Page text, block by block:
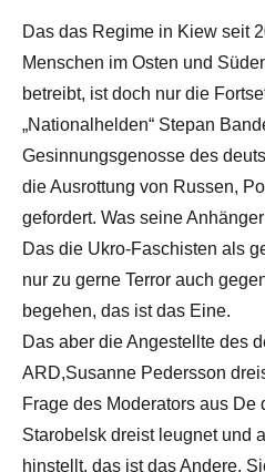
Das das Regime in Kiew seit
Menschen im Osten und
betreibt, ist doch nur die
„Nationalhelden“ Stepan
Gesinnungsgenosse des
die Ausrottung von Russen,
gefordert. Was seine
Das die Ukro-Faschisten als
nur zu gerne Terror auch
begehen, das ist das Eine.
Das aber die Angestellte des
ARD,Susanne Pedersson
Frage des Moderators aus De
Starobelsk dreist leugnet und
hinstellt, das ist das Andere.